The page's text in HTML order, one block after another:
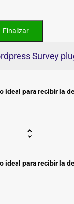
Survey
ideal para recibir la
ideal para recibir la